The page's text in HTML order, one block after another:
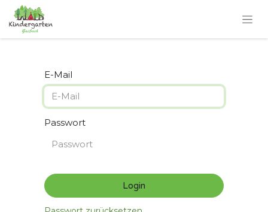
E-Mail
Passwort
Login